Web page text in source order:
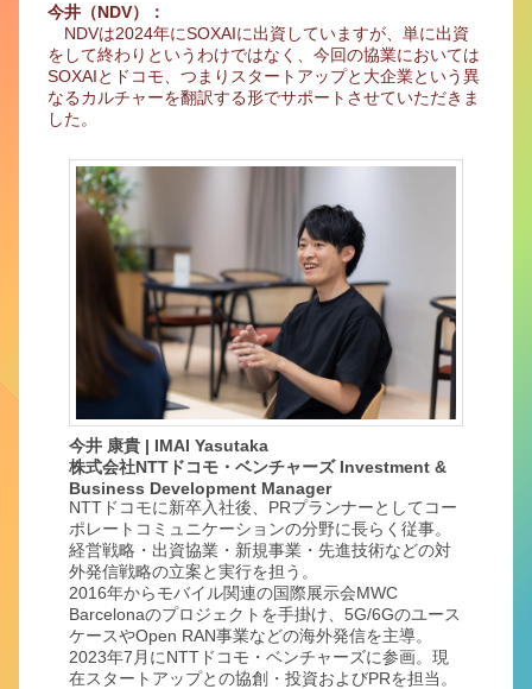
今井（NDV）：
NDVは2024年にSOXAIに出資していますが、単に出資
をして終わりというわけではなく、今回の協業においては
SOXAIとドコモ、つまりスタートアップと大企業という異
なるカルチャーを翻訳する形でサポートさせていただきま
した。
今井 康貴 | IMAI Yasutaka
株式会社NTTドコモ・ベンチャーズ Investment &
Business Development Manager
NTTドコモに新卒入社後、PRプランナーとしてコー
ポレートコミュニケーションの分野に長らく従事。
経営戦略・出資協業・新規事業・先進技術などの対
外発信戦略の立案と実行を担う。
2016年からモバイル関連の国際展示会MWC
Barcelonaのプロジェクトを手掛け、5G/6Gのユース
ケースやOpen RAN事業などの海外発信を主導。
2023年7月にNTTドコモ・ベンチャーズに参画。現
在スタートアップとの協創・投資およびPRを担当。